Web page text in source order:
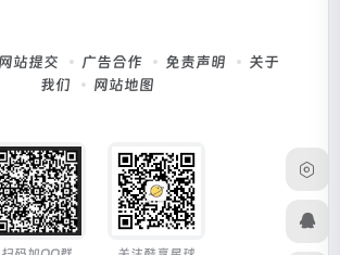
网站提交 广告合作 免责声明
关于
我们
网站地图